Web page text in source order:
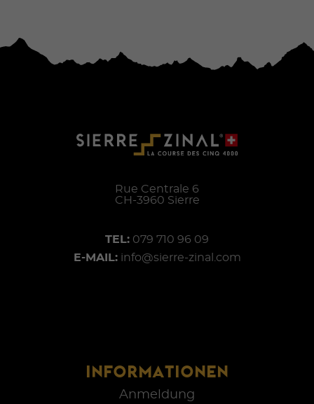
INFORMATIONEN
Anmeldung
Rue Centrale 6
CH-3960 Sierre
TEL: 079 710 96 09
E-MAIL: info@sierre-zinal.com